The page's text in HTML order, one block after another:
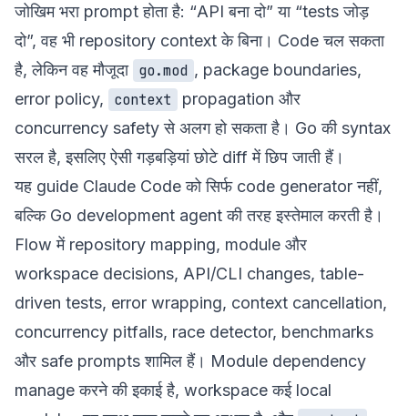
जोखिम भरा prompt होता है: “API बना दो” या “tests जोड़
दो”, वह भी repository context के बिना। Code चल सकता
है, लेकिन वह मौजूदा go.mod , package boundaries,
error policy,
context
propagation और
concurrency safety से अलग हो सकता है। Go की syntax
सरल है, इसलिए ऐसी गड़बड़ियां छोटे diff में छिप जाती हैं।
यह guide Claude Code को सिर्फ code generator नहीं,
बल्कि Go development agent की तरह इस्तेमाल करती है।
Flow में repository mapping, module और
workspace decisions, API/CLI changes, table-
driven tests, error wrapping, context cancellation,
concurrency pitfalls, race detector, benchmarks
और safe prompts शामिल हैं। Module dependency
manage करने की इकाई है, workspace कई local